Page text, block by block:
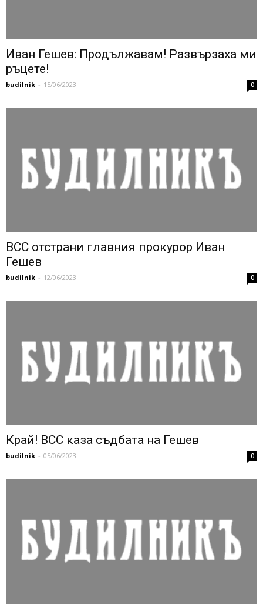
Иван Гешев: Продължавам! Развързаха ми
ръцете!
budilnik - 15/06/2023 0
ВСС отстрани главния прокурор Иван
Гешев
budilnik - 12/06/2023 0
Край! ВСС каза съдбата на Гешев
budilnik - 05/06/2023 0